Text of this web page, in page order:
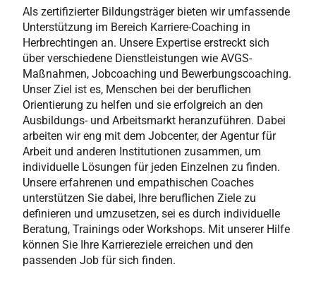
Als zertifizierter Bildungsträger bieten wir umfassende
Unterstützung im Bereich Karriere-Coaching in
Herbrechtingen an. Unsere Expertise erstreckt sich
über verschiedene Dienstleistungen wie AVGS-
Maßnahmen, Jobcoaching und Bewerbungscoaching.
Unser Ziel ist es, Menschen bei der beruflichen
Orientierung zu helfen und sie erfolgreich an den
Ausbildungs- und Arbeitsmarkt heranzuführen. Dabei
arbeiten wir eng mit dem Jobcenter, der Agentur für
Arbeit und anderen Institutionen zusammen, um
individuelle Lösungen für jeden Einzelnen zu finden.
Unsere erfahrenen und empathischen Coaches
unterstützen Sie dabei, Ihre beruflichen Ziele zu
definieren und umzusetzen, sei es durch individuelle
Beratung, Trainings oder Workshops. Mit unserer Hilfe
können Sie Ihre Karriereziele erreichen und den
passenden Job für sich finden.